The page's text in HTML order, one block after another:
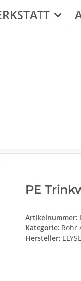
PE
Artikelnummer:
Kategorie: Rohr
Hersteller: